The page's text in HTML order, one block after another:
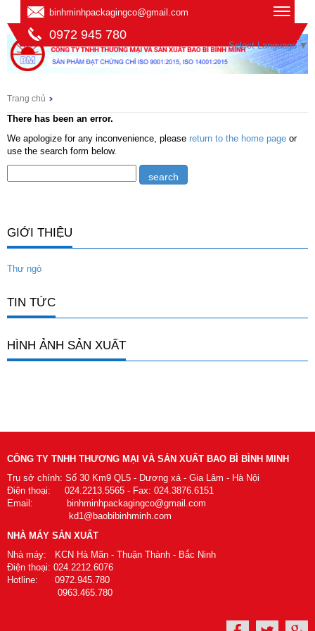
binhminhpackagingco@gmail.com
0972 945 780
Select Language ▼
Trang chủ
There has been an error.
We apologize for any inconvenience, please return to the home page or
use the search form below.
GIỚI THIỆU
Thư ngỏ
TIN TỨC
HÌNH ẢNH SẢN XUẤT
CÔNG TY TNHH THƯƠNG MẠI VÀ SẢN XUẤT BAO BÌ BÌNH MINH
Trụ sở chính: Số 30 Km9 QL5 - Dương xá - Gia Lâm - Hà Nội
Điện thoại: 024.2213.5565 - Fax: 024.3876.6151
Email: binhminhpackagingco@gmail.com
kd1@baobibinhminh.com
NHÀ MÁY SẢN XUẤT
Nhà máy: KCN Hà Mãn - Thuận Thành - Bắc Ninh
Điện thoại: 024.2212.6076
Hotline: 0972.945.780
0963.465.780